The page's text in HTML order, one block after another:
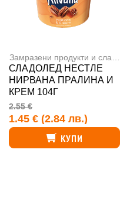
СЛАДОЛЕД НЕСТЛЕ
НИРВАНА ПРАЛИНА И
КРЕМ 104Г
2.55 €
1.45 € (2.84 лв.)
КУПИ